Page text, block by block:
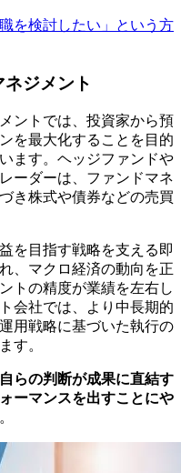
を検討したい」という方
ジメント
ントでは、投資家から預
を最大化することを目的
ます。ヘッジファンドや
ーダーは、ファンドマネ
き株式や債券などの売買
を目指す戦略を支える即
、マクロ経済の動向を正
トの精度が業績を左右し
会社では、より中長期的
用戦略に基づいた執行の
す。
らの判断が成果に直結す
ーマンスを出すことにや
。